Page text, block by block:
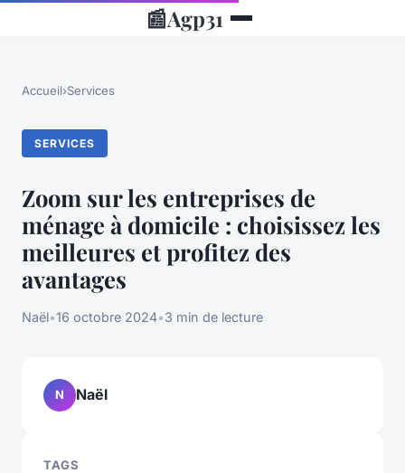
📰Agp31
Accueil›Services
SERVICES
Zoom sur les entreprises de
ménage à domicile : choisissez les
meilleures et profitez des
avantages
Naël•16 octobre 2024•3 min de lecture
N Naël
TAGS